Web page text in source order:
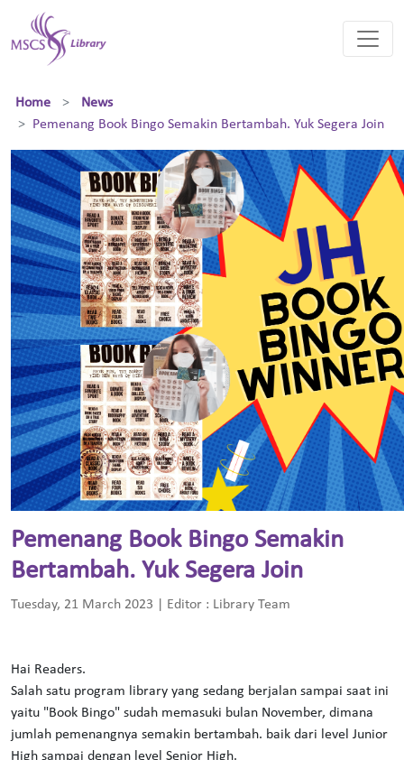
Home
News
Pemenang Book Bingo Semakin Bertambah. Yuk Segera Join
Pemenang Book Bingo Semakin
Bertambah. Yuk Segera Join
Tuesday, 21 March 2023 | Editor : Library Team
Hai Readers.
Salah satu program library yang sedang berjalan sampai saat ini
yaitu "Book Bingo" sudah memasuki bulan November, dimana
jumlah pemenangnya semakin bertambah. baik dari level Junior
High sampai dengan level Senior High.